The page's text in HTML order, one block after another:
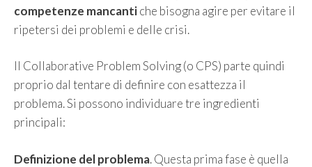
competenze mancantiche bisogna agire per evitare il
ripetersi dei problemi e delle crisi.
Il Collaborative Problem Solving (o CPS) parte quindi
proprio dal tentare di definire con esattezza il
problema. Si possono individuare tre ingredienti
principali:
Definizione del problema. Questa prima fase è quella